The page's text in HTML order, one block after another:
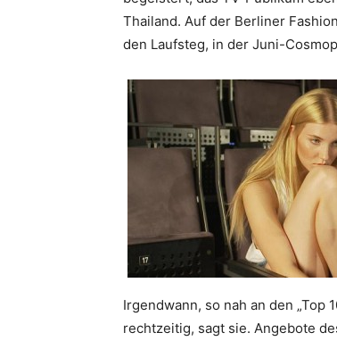
Thailand. Auf der Berliner
den Laufsteg, in der Juni-
Irgendwann, so nah an den „Top
rechtzeitig, sagt sie. Angebote